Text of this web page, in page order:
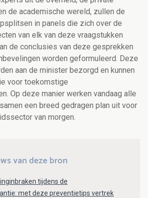
de academische wereld, zullen de
in panels die zich over de
van elk van deze vraagstukken
de conclusies van deze gesprekken
worden geformuleerd. Deze
aan de minister bezorgd en kunnen
voor toekomstige
Op deze manier werken vandaag alle
een breed gedragen plan uit voor
van morgen.
van deze bron
tijdens de
met deze preventietips vertrek